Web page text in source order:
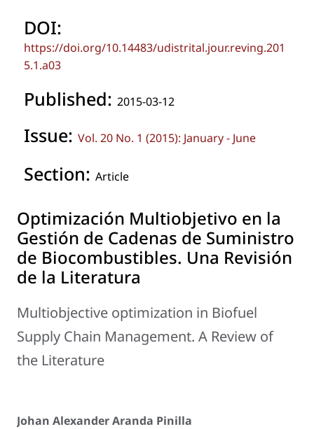
DOI:
https://doi.org/10.14483/udistrital.jour.reving.201
5.1.a03
Published: 2015-03-12
Issue: Vol. 20 No. 1 (2015): January - June
Section: Article
Optimización Multiobjetivo en la
Gestión de Cadenas de Suministro
de Biocombustibles. Una Revisión
de la Literatura
Multiobjective optimization in Biofuel
Supply Chain Management. A Review of
the Literature
Johan Alexander Aranda Pinilla